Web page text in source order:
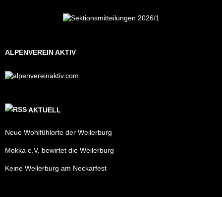
ALPENVEREIN AKTIV
AKTUELL
Neue Wohlfühlorte der Weilerburg
Mokka e.V. bewirtet die Weilerburg
Keine Weilerburg am Neckarfest